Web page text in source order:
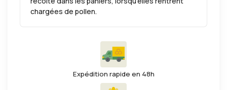
chargées de pollen.
Expédition rapide en 48h